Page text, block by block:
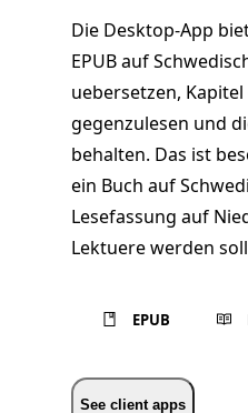
Die Desktop-App
EPUB auf
uebersetzen,
gegenzulesen und
behalten. Das ist
ein Buch auf
Lesefassung auf
Lektuere werden
EPUB
See client apps